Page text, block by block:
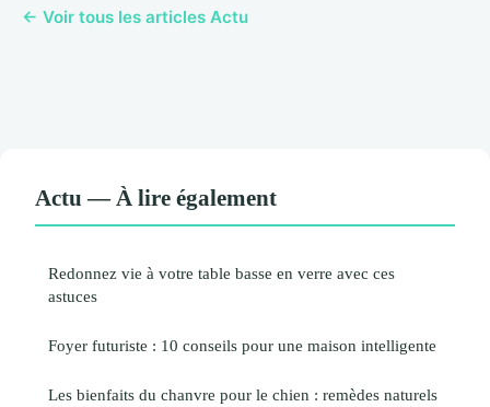
← Voir tous les articles Actu
Actu — À lire également
Redonnez vie à votre table basse en verre avec ces
astuces
Foyer futuriste : 10 conseils pour une maison intelligente
Les bienfaits du chanvre pour le chien : remèdes naturels